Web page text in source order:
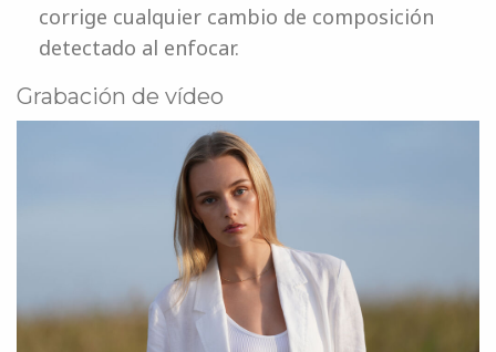
corrige cualquier cambio de composición
detectado al enfocar.
Grabación de vídeo